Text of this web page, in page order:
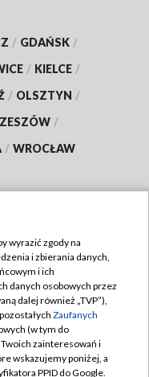
/ GDAŃSK /
/ KIELCE /
/ OLSZTYN /
/
/ WROCŁAW
wyrazić zgody na
i zbierania danych,
i ich
danych osobowych przez
dalej również „TVP”),
Zaufanych
(w tym do
zainteresowań i
wskazujemy poniżej, a
PPID do Google.